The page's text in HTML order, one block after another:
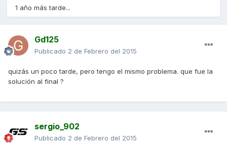
1 año más tarde...
Gd125
Publicado 2 de Febrero del 2015
quizás un poco tarde, pero tengo el mismo problema. que fue la
solución al final ?
sergio_902
Publicado 2 de Febrero del 2015